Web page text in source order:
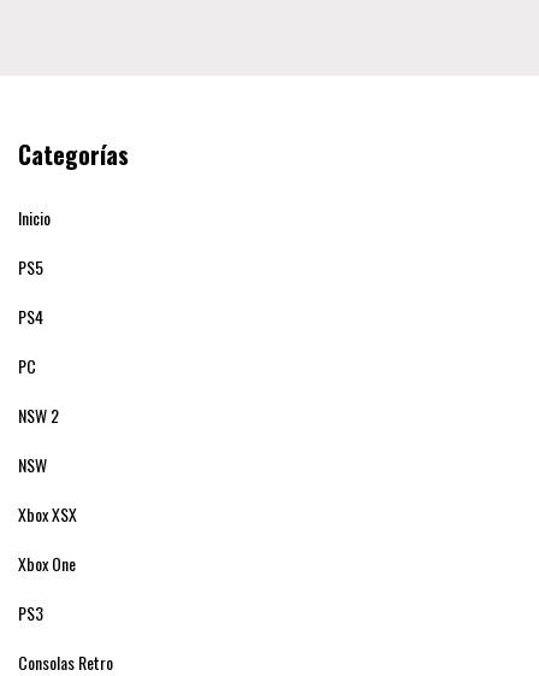
Categorías
Inicio
PS5
PS4
PC
NSW 2
NSW
Xbox XSX
Xbox One
PS3
Consolas Retro